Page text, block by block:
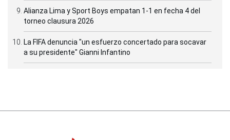
Alianza Lima y Sport Boys empatan 1-1 en fecha 4 del
torneo clausura 2026
La FIFA denuncia "un esfuerzo concertado para socavar
a su presidente" Gianni Infantino